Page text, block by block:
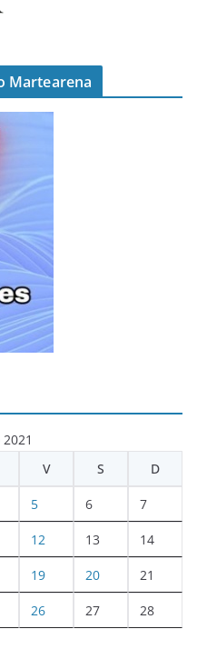
Martearena
V S D
5 6 7
12 13 14
19 20 21
26 27 28